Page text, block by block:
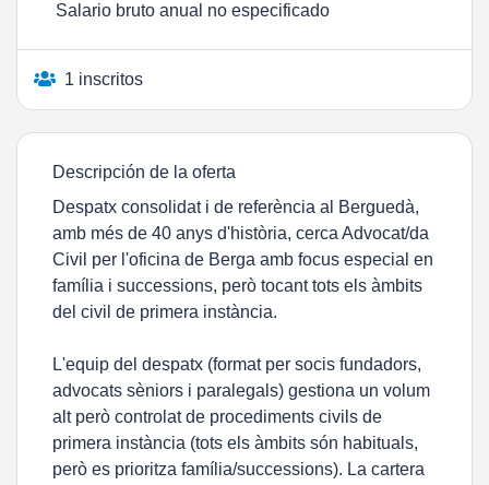
Salario bruto anual no especificado
1 inscritos
Descripción de la oferta
Despatx consolidat i de referència al Berguedà,
amb més de 40 anys d'història, cerca Advocat/da
Civil per l'oficina de Berga amb focus especial en
família i successions, però tocant tots els àmbits
del civil de primera instància.
L'equip del despatx (format per socis fundadors,
advocats sèniors i paralegals) gestiona un volum
alt però controlat de procediments civils de
primera instància (tots els àmbits són habituals,
però es prioritza família/successions). La cartera